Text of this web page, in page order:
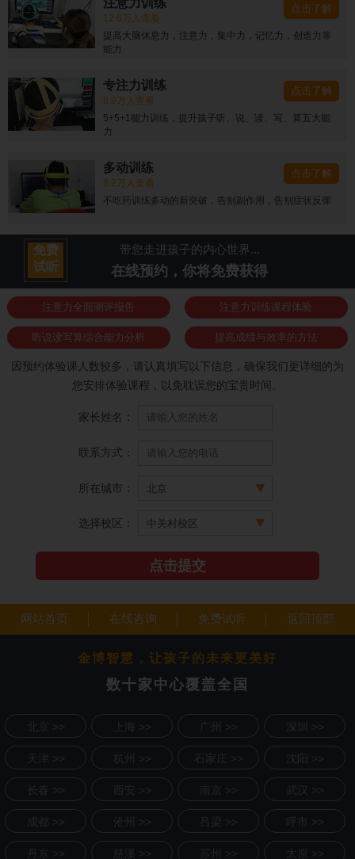
注意力训练
12.6万人查看
提高大脑休息力，注意力，集中力，记忆力，创造力等
能力
点击了解
专注力训练
8.9万人查看
5+5+1能力训练，提升孩子听、说、读、写、算五大能
力
点击了解
多动训练
8.2万人查看
不吃药训练多动的新突破，告别副作用，告别症状反弹
点击了解
带您走进孩子的内心世界...
在线预约，你将免费获得
免费
试听
注意力全面测评报告 注意力训练课程体验
听说读写算综合能力分析 提高成绩与效率的方法
因预约体验课人数较多，请认真填写以下信息，确保我们更详细的为
您安排体验课程，以免耽误您的宝贵时间。
家长姓名：
联系方式：
所在城市：
选择校区：
网站首页 在线咨询 免费试听 返回顶部
金博智慧，让孩子的未来更美好
数十家中心覆盖全国
广州 >> 深圳 >>
杭州 >> 石家庄 >> 沈阳 >>
长春 >> 西安 >>
成都 >> 沧州 >> 吕梁 >>
慈溪 >> 苏州 >>